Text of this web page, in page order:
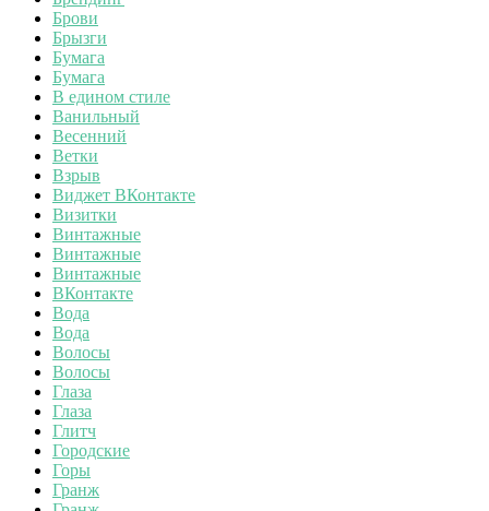
Брови
Брызги
Бумага
Бумага
В едином стиле
Ванильный
Весенний
Ветки
Взрыв
Виджет ВКонтакте
Визитки
Винтажные
Винтажные
Винтажные
ВКонтакте
Вода
Вода
Волосы
Волосы
Глаза
Глаза
Глитч
Городские
Горы
Гранж